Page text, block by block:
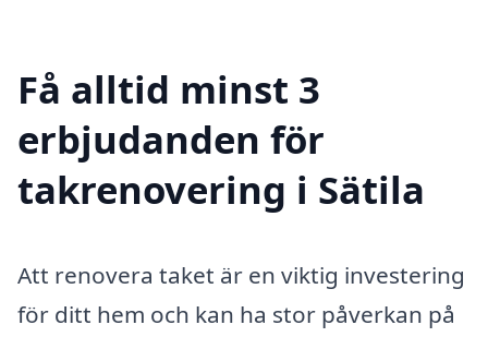
Få alltid minst 3
erbjudanden för
takrenovering i Sätila
Att renovera taket är en viktig investering
för ditt hem och kan ha stor påverkan på